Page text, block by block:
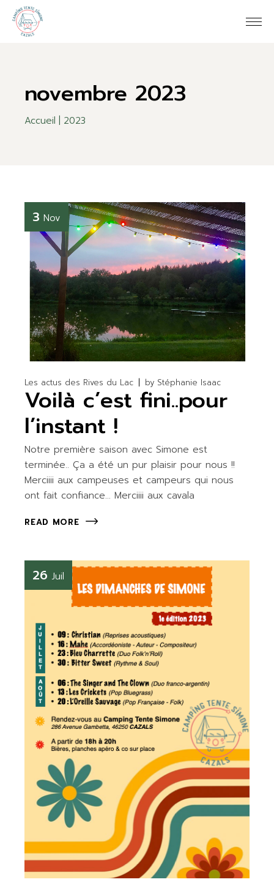
the
content
novembre 2023
Accueil 2023
3 Nov
Les actus des Rives du Lac by Stéphanie Isaac
Voilà c’est fini..pour
l’instant !
Notre première saison avec Simone est
terminée.. Ça a été un pur plaisir pour nous !!
Merciiii aux campeuses et campeurs qui nous
ont fait confiance… Merciiii aux cavala
READ MORE
26 Juil